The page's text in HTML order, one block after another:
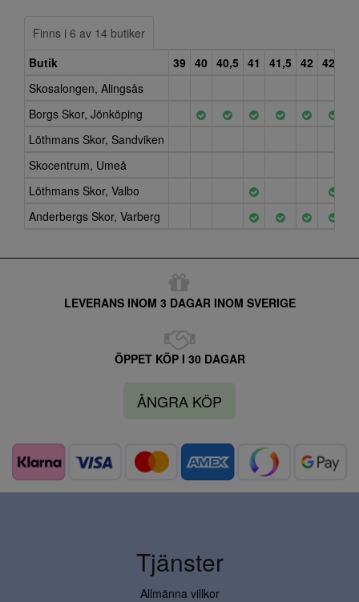
Finns i 6 av 14 butiker
Butik
39 40 40,5 41 41,5 42 42,5
Skosalongen, Alingsås
Borgs Skor, Jönköping
Löthmans Skor, Sandviken
Skocentrum, Umeå
Löthmans Skor, Valbo
Anderbergs Skor, Varberg
LEVERANS INOM 3 DAGAR INOM SVERIGE
ÖPPET KÖP I 30 DAGAR
ÅNGRA KÖP
Tjänster
Allmänna villkor